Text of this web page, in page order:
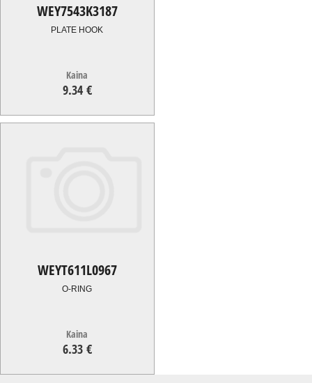
WEY7543K3187
PLATE HOOK
Kaina
9.34 €
9.34€
WEYT611L0967
O-RING
Kaina
6.33 €
6.33€